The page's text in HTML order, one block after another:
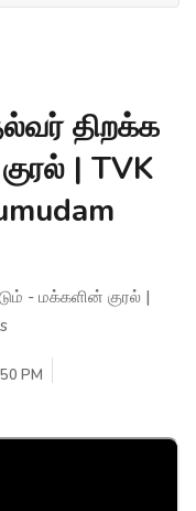
திறக்க
| TVK
- மக்களின் குரல் |
PM